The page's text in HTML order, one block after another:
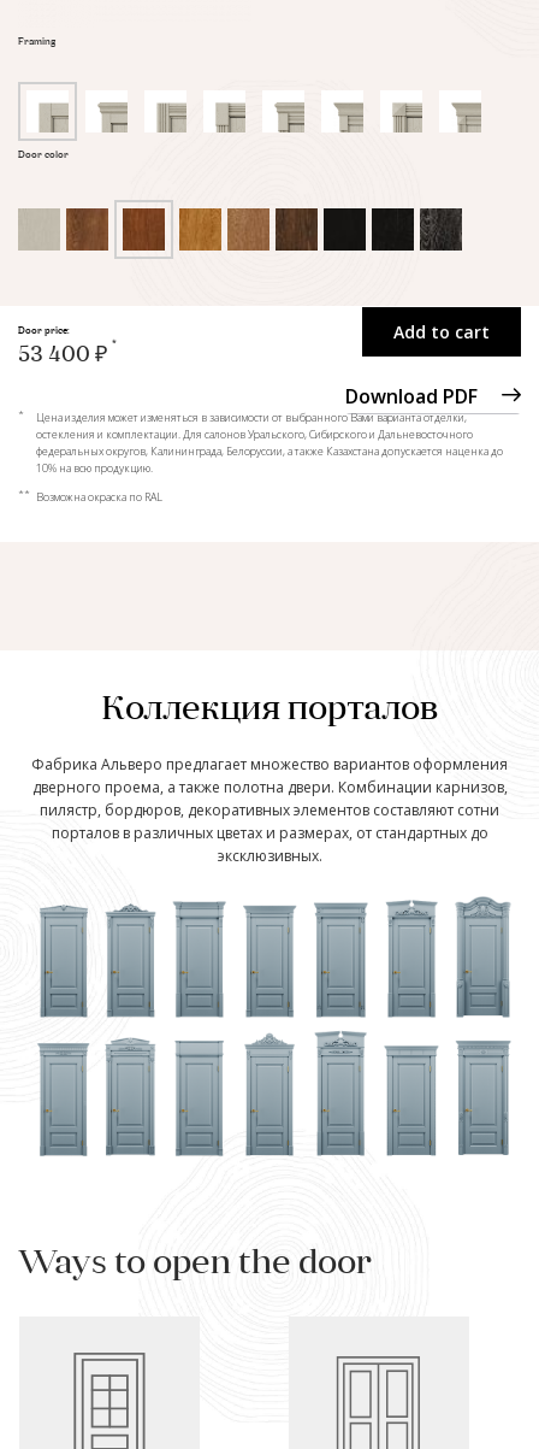
Framing
Door color
Add to cart
Download PDF
Door price:
53 400 ₽
*
Цена изделия может изменяться в зависимости от выбранного Вами варианта отделки,
остекления и комплектации. Для салонов Уральского, Сибирского и Дальневосточного
федеральных округов, Калининграда, Белоруссии, а также Казахстана допускается наценка до
10% на всю продукцию.
** Возможна окраска по RAL
Коллекция порталов
Фабрика Альверо предлагает множество вариантов оформления
дверного проема, а также полотна двери. Комбинации карнизов,
пилястр, бордюров, декоративных элементов составляют сотни
порталов в различных цветах и размерах, от стандартных до
эксклюзивных.
Ways to open the door